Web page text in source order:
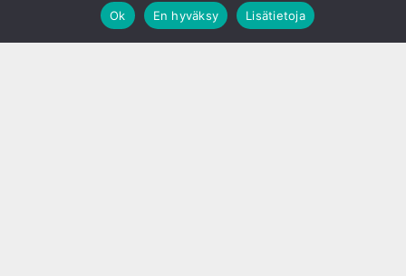
Ok
En hyväksy Lisätietoja